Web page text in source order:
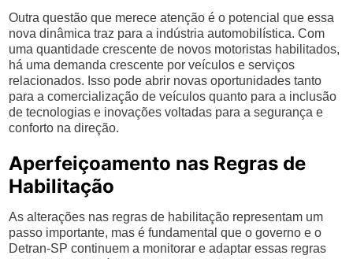
Outra questão que merece atenção é o potencial que essa
nova dinâmica traz para a indústria automobilística. Com
uma quantidade crescente de novos motoristas habilitados,
há uma demanda crescente por veículos e serviços
relacionados. Isso pode abrir novas oportunidades tanto
para a comercialização de veículos quanto para a inclusão
de tecnologias e inovações voltadas para a segurança e
conforto na direção.
Aperfeiçoamento nas Regras de
Habilitação
As alterações nas regras de habilitação representam um
passo importante, mas é fundamental que o governo e o
Detran-SP continuem a monitorar e adaptar essas regras